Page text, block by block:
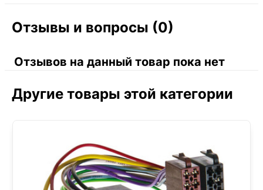
Отзывы и вопросы (0)
Отзывов на данный товар пока нет
Другие товары этой категории